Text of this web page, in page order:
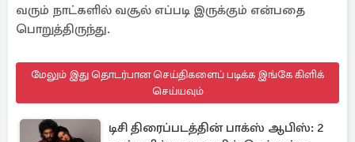
வரும் நாட்களில் வசூல் எப்படி இருக்கும் என்பதை
பொறுத்திருந்து.
மேலும் இது தொடர்பான செய்திகளைப் படிக்க இங்கே கிளிக்
செய்யவும்
டிசி திரைப்படத்தின் பாக்ஸ் ஆபிஸ்: 2